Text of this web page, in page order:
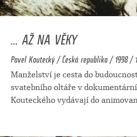
... AŽ NA VĚKY
Pavel Koutecký / Česká republika / 1998 /
Manželství je cesta do
svatebního oltáře v
Kouteckého vydávají do